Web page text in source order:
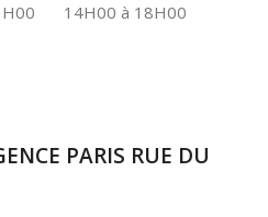
14H00 à 18H00
PARIS RUE DU